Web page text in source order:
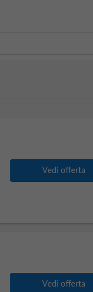
Vedi offerta
Vedi offerta